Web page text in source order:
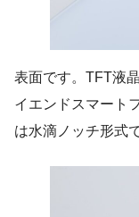
表面です。TFT液
イエンドスマート
は水滴ノッチ形式